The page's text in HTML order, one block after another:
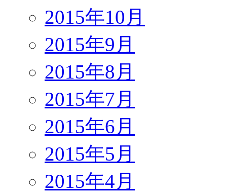
2015年10月
2015年9月
2015年8月
2015年7月
2015年6月
2015年5月
2015年4月